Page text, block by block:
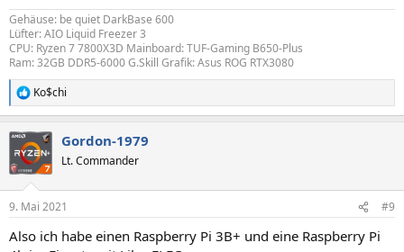
Gehäuse: be quiet DarkBase 600
Lüfter: AIO Liquid Freezer 3
CPU: Ryzen 7 7800X3D Mainboard: TUF-Gaming B650-Plus
Ram: 32GB DDR5-6000 G.Skill Grafik: Asus ROG RTX3080
R
e
k
t
i
e
:
Ko$chi
Gordon-1979
Lt. Commander
9. Mai 2021 #9
Also ich habe einen Raspberry Pi 3B+ und eine Raspberry Pi